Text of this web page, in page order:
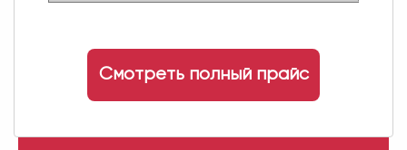
Смотреть полный прайс